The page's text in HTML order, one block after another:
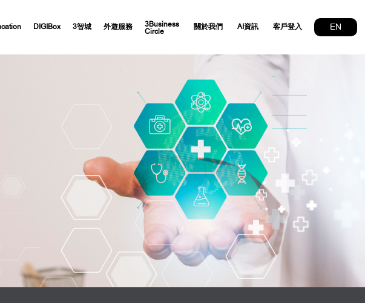
DIGIBox 3智城 外遊服務
3Business
Circle
關於我們 AI資訊 客戶登入 EN